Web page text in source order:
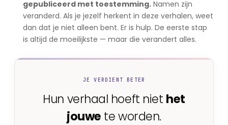
gepubliceerd met toestemming. Namen zijn
veranderd. Als je jezelf herkent in deze verhalen, weet
dan dat je niet alleen bent. Er is hulp. De eerste stap
is altijd de moeilijkste — maar die verandert alles.
JE VERDIENT BETER
Hun verhaal hoeft niet het
jouwe te worden.